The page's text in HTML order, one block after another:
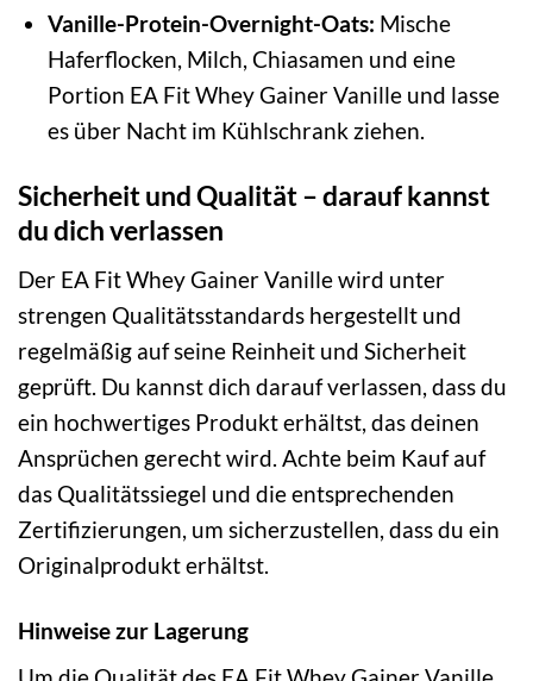
Vanille-Protein-Overnight-Oats: Mische
Haferflocken, Milch, Chiasamen und eine
Portion EA Fit Whey Gainer Vanille und lasse
es über Nacht im Kühlschrank ziehen.
Sicherheit und Qualität – darauf kannst
du dich verlassen
Der EA Fit Whey Gainer Vanille wird unter
strengen Qualitätsstandards hergestellt und
regelmäßig auf seine Reinheit und Sicherheit
geprüft. Du kannst dich darauf verlassen, dass du
ein hochwertiges Produkt erhältst, das deinen
Ansprüchen gerecht wird. Achte beim Kauf auf
das Qualitätssiegel und die entsprechenden
Zertifizierungen, um sicherzustellen, dass du ein
Originalprodukt erhältst.
Hinweise zur Lagerung